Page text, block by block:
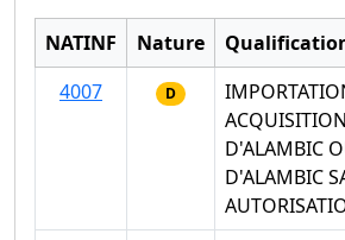
NATINF Nature
4007
D
D'ALAMBIC
D'ALAMBIC